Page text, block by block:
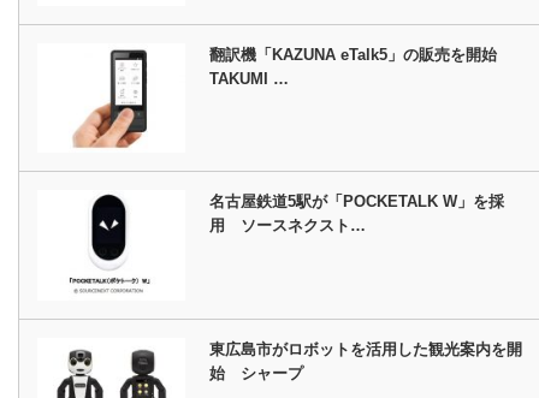
翻訳機「KAZUNA eTalk5」の販売を開始
TAKUMI …
名古屋鉄道5駅が「POCKETALK W」を採
用 ソースネクスト…
東広島市がロボットを活用した観光案内を開
始 シャープ